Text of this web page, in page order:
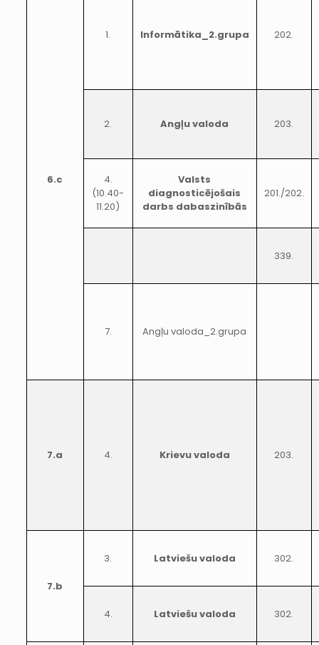
6.c
1. Informātika_2.grupa 202.
2. Angļu valoda 203.
4.
(10.40-
11.20)
Valsts
diagnosticējošais
darbs dabaszinībās
201./202.
339.
7. Angļu valoda_2.grupa
7.a 4. Krievu valoda 203.
7.b
3. Latviešu valoda 302.
4. Latviešu valoda 302.